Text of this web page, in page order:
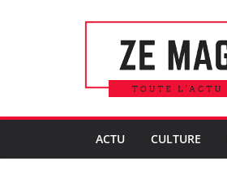
ACTU CULTURE